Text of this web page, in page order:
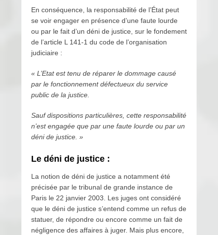
En conséquence, la responsabilité de l’État peut
se voir engager en présence d’une faute lourde
ou par le fait d’un déni de justice, sur le fondement
de l’article L 141-1 du code de l’organisation
judiciaire :
« L’Etat est tenu de réparer le dommage causé
par le fonctionnement défectueux du service
public de la justice.
Sauf dispositions particulières, cette responsabilité
n’est engagée que par une faute lourde ou par un
déni de justice. »
Le déni de justice :
La notion de déni de justice a notamment été
précisée par le tribunal de grande instance de
Paris le 22 janvier 2003. Les juges ont considéré
que le déni de justice s’entend comme un refus de
statuer, de répondre ou encore comme un fait de
négligence des affaires à juger. Mais plus encore,